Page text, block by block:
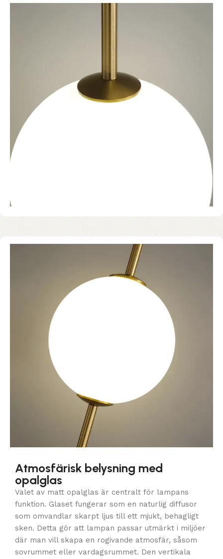
Atmosfärisk belysning med
opalglas
Valet av matt opalglas är centralt för lampans
funktion. Glaset fungerar som en naturlig diffusor
som omvandlar skarpt ljus till ett mjukt, behagligt
sken. Detta gör att lampan passar utmärkt i miljöer
där man vill skapa en rogivande atmosfär, såsom
sovrummet eller vardagsrummet. Den vertikala